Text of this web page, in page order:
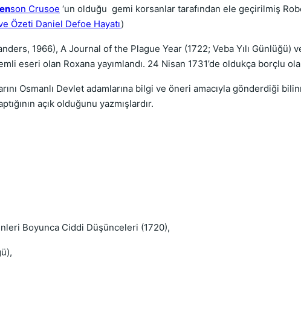
son Crusoe ‘un olduğu gemi korsanlar tarafından ele geçirilmiş
Özeti Daniel Defoe Hayatı)
1966), A Journal of the Plague Year (1722; Veba Yılı Günlüğü)
eseri olan Roxana yayımlandı. 24 Nisan 1731’de oldukça borçlu
Osmanlı Devlet adamlarına bilgi ve öneri amacıyla gönderdiği
açık olduğunu yazmışlardır.
Boyunca Ciddi Düşünceleri (1720),